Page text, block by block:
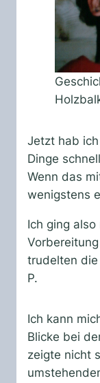
Jetzt hab
Dinge
Wenn das
wenigstens
Ich ging
trudelten die
P.
Ich kann
Blicke bei
zeigte nicht